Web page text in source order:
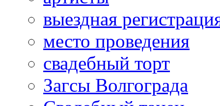
выездная
место проведения
свадебный торт
Загсы Волгограда